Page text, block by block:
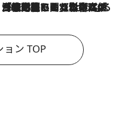
2026.8.3
「住宅建てられない…」「サーチャージ料の高値が続いている」ホルムズ海峡封鎖による影響はいつまで続く？《エネルギー専門家に聞く“どうなる日本の暮らし”》
ョン TOP